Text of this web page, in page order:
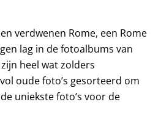
verdwenen Rome, een Rome
lag in de fotoalbums van
heel wat zolders
oude foto’s gesorteerd om
uniekste foto’s voor de